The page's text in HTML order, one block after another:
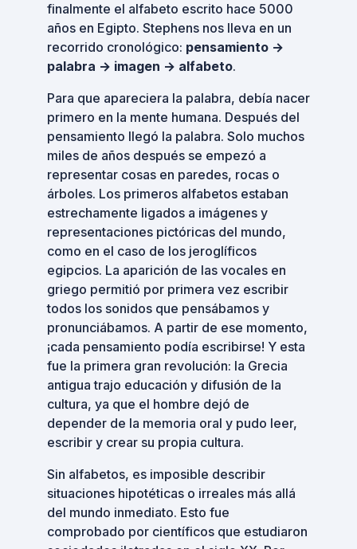
finalmente el alfabeto escrito hace 5000
años en Egipto. Stephens nos lleva en un
recorrido cronológico: pensamiento →
palabra → imagen → alfabeto.
Para que apareciera la palabra, debía nacer
primero en la mente humana. Después del
pensamiento llegó la palabra. Solo muchos
miles de años después se empezó a
representar cosas en paredes, rocas o
árboles. Los primeros alfabetos estaban
estrechamente ligados a imágenes y
representaciones pictóricas del mundo,
como en el caso de los jeroglíficos
egipcios. La aparición de las vocales en
griego permitió por primera vez escribir
todos los sonidos que pensábamos y
pronunciábamos. A partir de ese momento,
¡cada pensamiento podía escribirse! Y esta
fue la primera gran revolución: la Grecia
antigua trajo educación y difusión de la
cultura, ya que el hombre dejó de
depender de la memoria oral y pudo leer,
escribir y crear su propia cultura.
Sin alfabetos, es imposible describir
situaciones hipotéticas o irreales más allá
del mundo inmediato. Esto fue
comprobado por científicos que estudiaron